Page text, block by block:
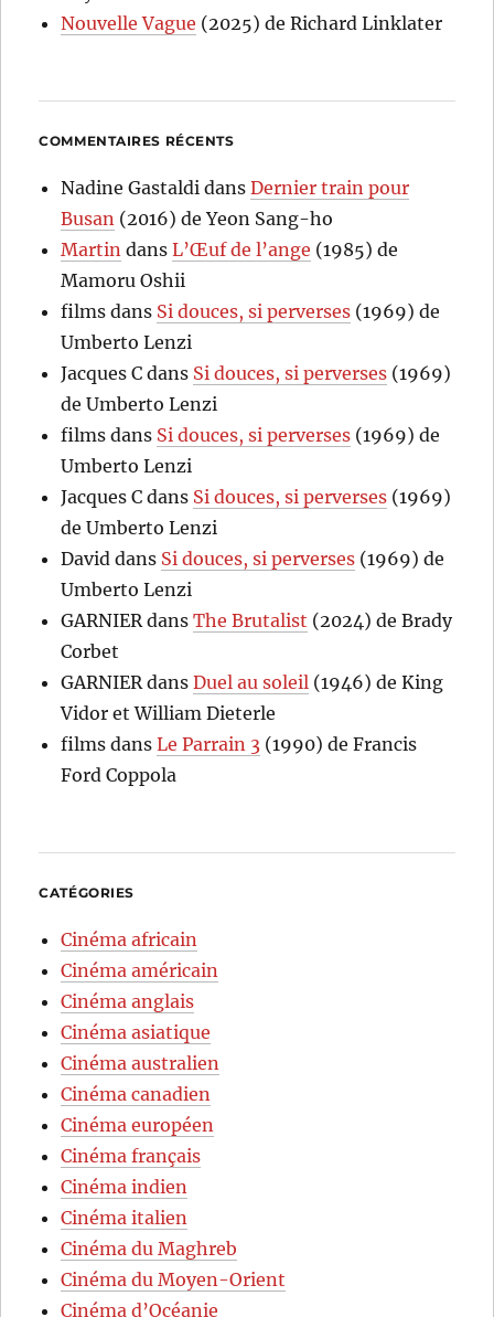
Nouvelle Vague (2025) de Richard Linklater
COMMENTAIRES RÉCENTS
Nadine Gastaldi dansDernier train pour
Busan (2016) de Yeon Sang-ho
Martin dansL’Œuf de l’ange (1985) de
Mamoru Oshii
films dans Si douces, si perverses (1969) de
Umberto Lenzi
Jacques C dans Si douces, si perverses (1969)
de Umberto Lenzi
films dans Si douces, si perverses (1969) de
Umberto Lenzi
Jacques C dans Si douces, si perverses (1969)
de Umberto Lenzi
David dans Si douces, si perverses (1969) de
Umberto Lenzi
GARNIER dansThe Brutalist (2024) de Brady
Corbet
GARNIER dansDuel au soleil (1946) de King
Vidor et William Dieterle
films dansLe Parrain 3 (1990) de Francis
Ford Coppola
CATÉGORIES
Cinéma africain
Cinéma américain
Cinéma anglais
Cinéma asiatique
Cinéma australien
Cinéma canadien
Cinéma européen
Cinéma français
Cinéma indien
Cinéma italien
Cinéma du Maghreb
Cinéma du Moyen-Orient
Cinéma d’Océanie